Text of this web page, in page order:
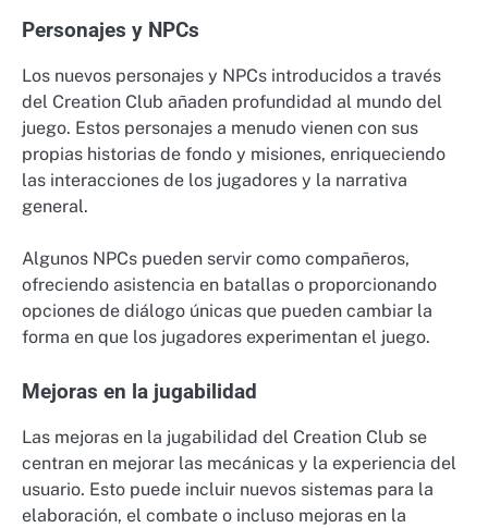
Personajes y NPCs
Los nuevos personajes y NPCs introducidos a través
del Creation Club añaden profundidad al mundo del
juego. Estos personajes a menudo vienen con sus
propias historias de fondo y misiones, enriqueciendo
las interacciones de los jugadores y la narrativa
general.
Algunos NPCs pueden servir como compañeros,
ofreciendo asistencia en batallas o proporcionando
opciones de diálogo únicas que pueden cambiar la
forma en que los jugadores experimentan el juego.
Mejoras en la jugabilidad
Las mejoras en la jugabilidad del Creation Club se
centran en mejorar las mecánicas y la experiencia del
usuario. Esto puede incluir nuevos sistemas para la
elaboración, el combate o incluso mejoras en la